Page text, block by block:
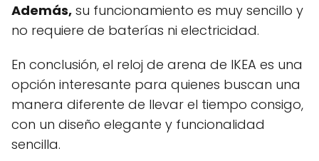
Además, su funcionamiento es muy sencillo y
no requiere de baterías ni electricidad.
En conclusión, el reloj de arena de IKEA es una
opción interesante para quienes buscan una
manera diferente de llevar el tiempo consigo,
con un diseño elegante y funcionalidad
sencilla.